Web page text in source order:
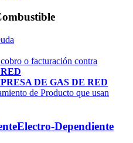
o facturación contra
DE GAS DE RED
de Producto que usan
Electro-Dependiente